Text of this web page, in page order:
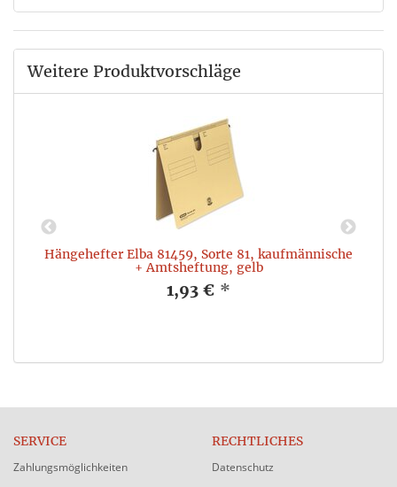
Weitere Produktvorschläge
Hängehefter Elba 81459, Sorte 81, kaufmännische
+ Amtsheftung, gelb
1,93 € *
SERVICE
Zahlungsmöglichkeiten
RECHTLICHES
Datenschutz